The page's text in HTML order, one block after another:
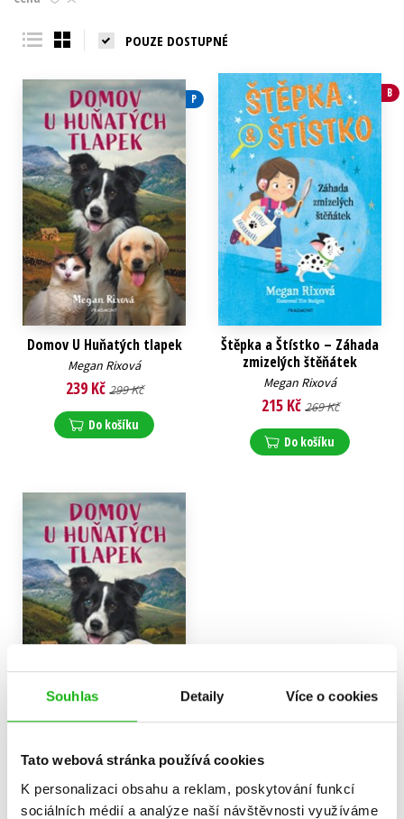
Souhlas Detaily Více o cookies
Tato webová stránka používá cookies
K personalizaci obsahu a reklam, poskytování funkcí
sociálních médií a analýze naší návštěvnosti využíváme
Young adult (SK)
POUZE DOSTUPNÉ
P
Domov U Huňatých tlapek
Megan Rixová
239 Kč 299 Kč
Do košíku
B
Štěpka a Štístko – Záhada
zmizelých štěňátek
Megan Rixová
215 Kč 269 Kč
Do košíku
Domov U Huňatých tlapek
215 Kč 269 Kč